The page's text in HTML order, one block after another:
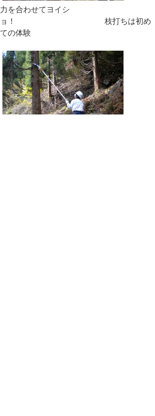
力を合わせてヨイシ
ョ！ 枝打ちは初め
ての体験